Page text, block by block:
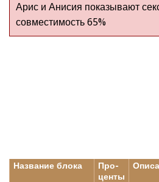
Арис и Анисия показывают
совместимость 65%
Название блока
Про-
центы